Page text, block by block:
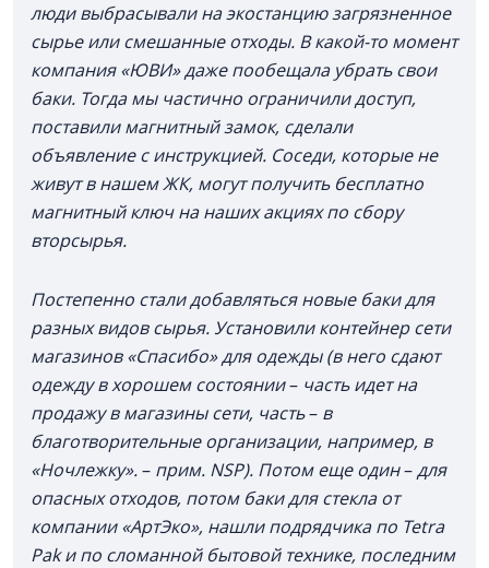
люди выбрасывали на экостанцию загрязненное
сырье или смешанные отходы. В какой-то момент
компания «ЮВИ» даже пообещала убрать свои
баки. Тогда мы частично ограничили доступ,
поставили магнитный замок, сделали
объявление с инструкцией. Соседи, которые не
живут в нашем ЖК, могут получить бесплатно
магнитный ключ на наших акциях по сбору
вторсырья.
Постепенно стали добавляться новые баки для
разных видов сырья. Установили контейнер сети
магазинов «Спасибо» для одежды (в него сдают
одежду в хорошем состоянии– часть идет на
продажу в магазины сети, часть– в
благотворительные организации, например, в
«Ночлежку».– прим. NSP). Потом еще один–для
опасных отходов, потом баки для стекла от
компании «АртЭко», нашли подрядчика по Tetra
Pak и по сломанной бытовой технике, последним